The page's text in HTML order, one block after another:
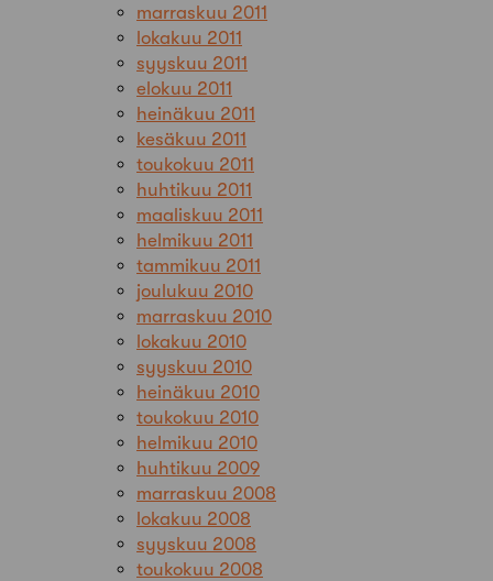
marraskuu 2011
lokakuu 2011
syyskuu 2011
elokuu 2011
heinäkuu 2011
kesäkuu 2011
toukokuu 2011
huhtikuu 2011
maaliskuu 2011
helmikuu 2011
tammikuu 2011
joulukuu 2010
marraskuu 2010
lokakuu 2010
syyskuu 2010
heinäkuu 2010
toukokuu 2010
helmikuu 2010
huhtikuu 2009
marraskuu 2008
lokakuu 2008
syyskuu 2008
toukokuu 2008